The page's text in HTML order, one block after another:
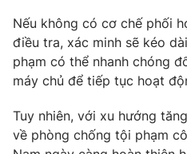
Nếu không có cơ chế phối
điều tra, xác minh sẽ kéo
phạm có thể nhanh chóng
máy chủ để tiếp tục hoạt
Tuy nhiên, với xu hướng
về phòng chống tội phạm